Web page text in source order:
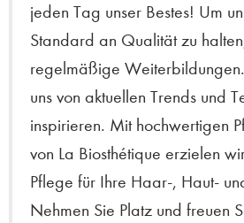
jeden Tag unser Bestes! Um
Standard an Qualität zu
regelmäßige
uns von aktuellen Trends und
inspirieren. Mit hochwertigen
von La Biosthétique erzielen
Pflege für Ihre Haar-, Haut-
Nehmen Sie Platz und freuen